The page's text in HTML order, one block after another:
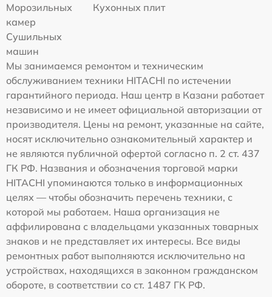
Морозильных
камер
Кухонных плит
Сушильных
машин
Мы занимаемся ремонтом и техническим
обслуживанием техники HITACHI по истечении
гарантийного периода. Наш центр в Казани работает
независимо и не имеет официальной авторизации от
производителя. Цены на ремонт, указанные на сайте,
носят исключительно ознакомительный характер и
не являются публичной офертой согласно п. 2 ст. 437
ГК РФ. Названия и обозначения торговой марки
HITACHI упоминаются только в информационных
целях — чтобы обозначить перечень техники, с
которой мы работаем. Наша организация не
аффилирована с владельцами указанных товарных
знаков и не представляет их интересы. Все виды
ремонтных работ выполняются исключительно на
устройствах, находящихся в законном гражданском
обороте, в соответствии со ст. 1487 ГК РФ.